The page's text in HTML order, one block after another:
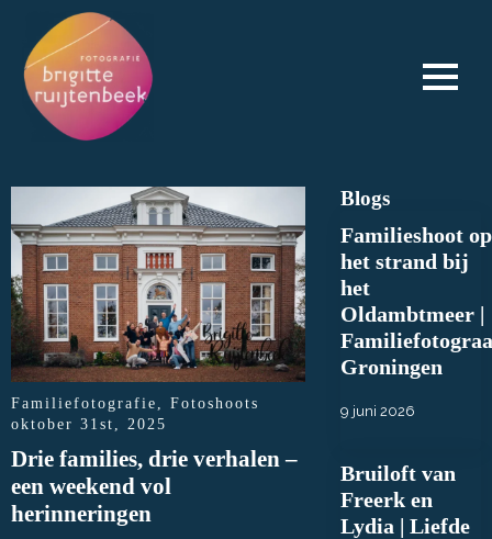
Familiefotografie
Fotoshoots
oktober 31st, 2025
Drie families, drie verhalen –
een weekend vol
herinneringen
Blogs
Familieshoot op
het strand bij
het
Oldambtmeer |
Groningen
9 juni 2026
Bruiloft van
Freerk en
Lydia | Liefde